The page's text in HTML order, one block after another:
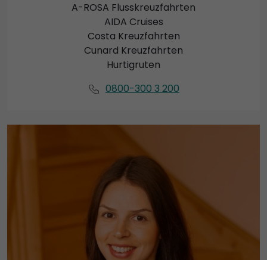
A-ROSA Flusskreuzfahrten
AIDA Cruises
Costa Kreuzfahrten
Cunard Kreuzfahrten
Hurtigruten
0800-300 3 200